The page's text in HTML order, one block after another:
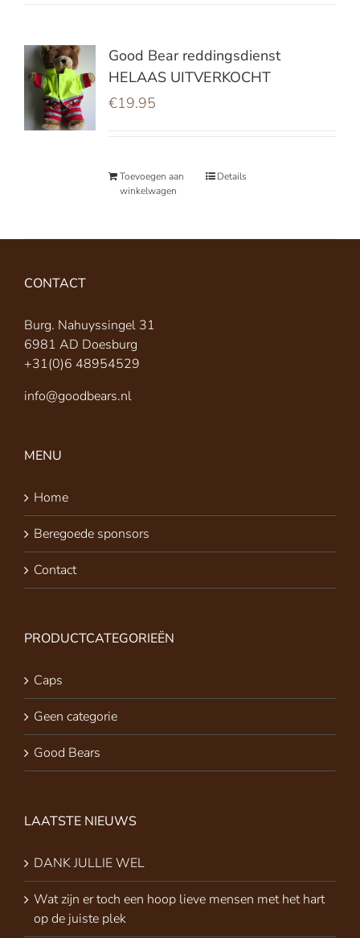
Good Bear reddingsdienst
HELAAS UITVERKOCHT
€19.95
Toevoegen aan
winkelwagen
Details
CONTACT
Burg. Nahuyssingel 31
6981 AD Doesburg
+31(0)6 48954529
info@goodbears.nl
MENU
Home
Beregoede sponsors
Contact
PRODUCTCATEGORIEËN
Caps
Geen categorie
Good Bears
LAATSTE NIEUWS
DANK JULLIE WEL
Wat zijn er toch een hoop lieve mensen met het hart
op de juiste plek